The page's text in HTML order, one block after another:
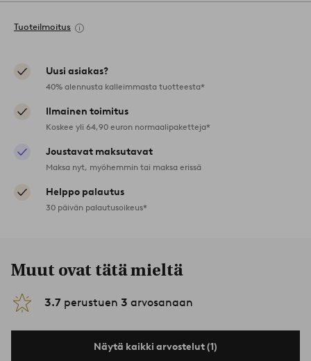
Tuoteilmoitus
Uusi asiakas?
40% alennusta kalleimmasta tuotteesta*
Ilmainen toimitus
Koskee yli 64,90 euron normaalipaketteja*
Joustavat maksutavat
Maksa nyt, myöhemmin tai maksa erissä
Helppo palautus
30 päivän palautusoikeus*
Muut ovat tätä mieltä
3.7 perustuen 3 arvosanaan
Näytä kaikki arvostelut (1)